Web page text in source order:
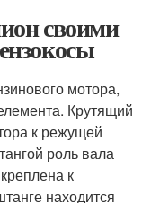
своими
мотора,
Крутящий
к режущей
роль вала
к
находится